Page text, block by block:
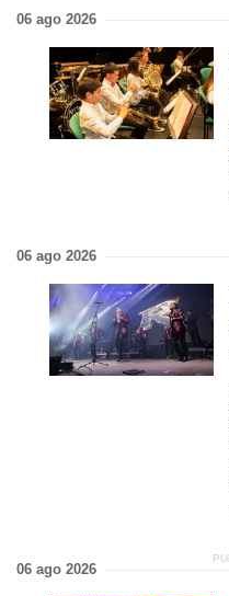
06 ago 2026
06 ago 2026
06 ago 2026